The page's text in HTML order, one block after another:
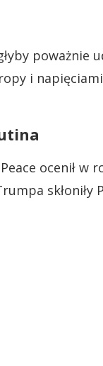
poważnie
i
ocenił w
skłoniły